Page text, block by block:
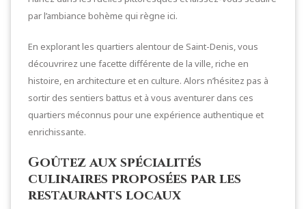
par l’ambiance bohème qui règne ici.
En explorant les quartiers alentour de Saint-Denis, vous
découvrirez une facette différente de la ville, riche en
histoire, en architecture et en culture. Alors n’hésitez pas à
sortir des sentiers battus et à vous aventurer dans ces
quartiers méconnus pour une expérience authentique et
enrichissante.
Goûtez aux spécialités
culinaires proposées par les
restaurants locaux